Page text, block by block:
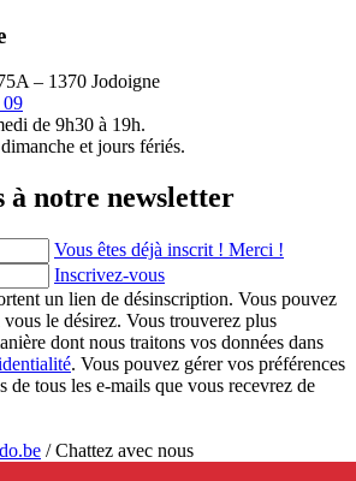
– 1370 Jodoigne
09
de 9h30 à 19h.
et jours fériés.
à notre newsletter
Vous êtes déjà inscrit ! Merci !
Inscrivez-vous
un lien de désinscription. Vous pouvez
le désirez. Vous trouverez plus
dont nous traitons vos données dans
. Vous pouvez gérer vos préférences
de tous les e-mails que vous recevrez de
/Chattez avec nous